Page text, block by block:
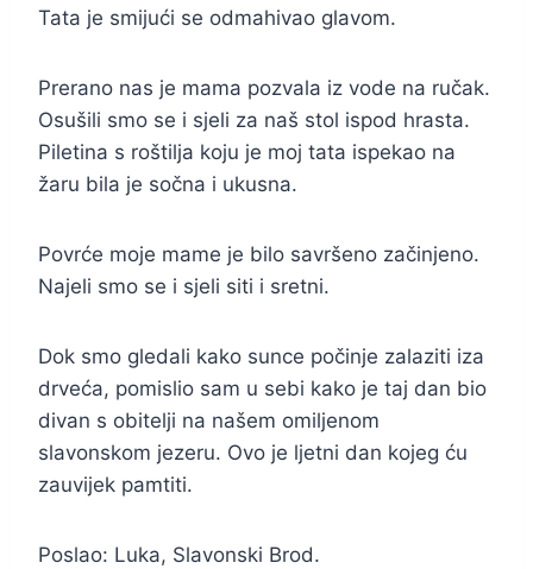
Tata je smijući se odmahivao glavom.
Prerano nas je mama pozvala iz vode na ručak.
Osušili smo se i sjeli za naš stol ispod hrasta.
Piletina s roštilja koju je moj tata ispekao na
žaru bila je sočna i ukusna.
Povrće moje mame je bilo savršeno začinjeno.
Najeli smo se i sjeli siti i sretni.
Dok smo gledali kako sunce počinje zalaziti iza
drveća, pomislio sam u sebi kako je taj dan bio
divan s obitelji na našem omiljenom
slavonskom jezeru. Ovo je ljetni dan kojeg ću
zauvijek pamtiti.
Poslao: Luka, Slavonski Brod.